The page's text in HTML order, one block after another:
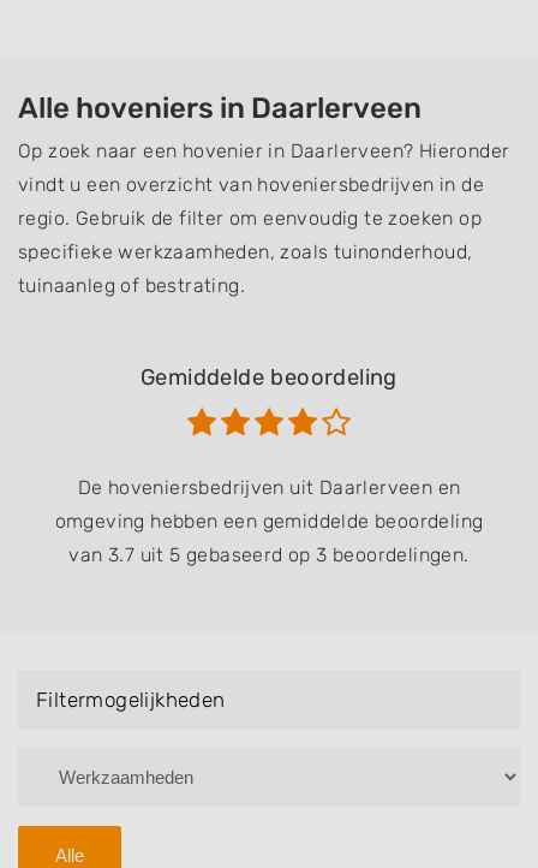
Alle hoveniers in Daarlerveen
Op zoek naar een hovenier in Daarlerveen? Hieronder
vindt u een overzicht van hoveniersbedrijven in de
regio. Gebruik de filter om eenvoudig te zoeken op
specifieke werkzaamheden, zoals tuinonderhoud,
tuinaanleg of bestrating.
Gemiddelde beoordeling
De hoveniersbedrijven uit Daarlerveen en
omgeving hebben een gemiddelde beoordeling
van 3.7 uit 5 gebaseerd op 3 beoordelingen.
Filtermogelijkheden
Alle